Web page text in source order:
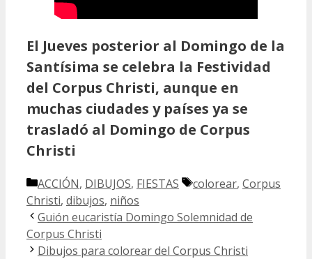
El Jueves posterior al Domingo de la
Santísima se celebra la Festividad
del Corpus Christi, aunque en
muchas ciudades y países ya se
trasladó al Domingo de Corpus
Christi
Categorías
ACCIÓN, DIBUJOS, FIESTAS Etiquetas
colorear, Corpus
Christi, dibujos, niños
Guión eucaristía Domingo Solemnidad de
Corpus Christi
Dibujos para colorear del Corpus Christi